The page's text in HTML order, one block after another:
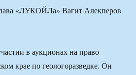
«ЛУКОЙЛа» Вагит Алекперов
в аукционах на право
крае по геологоразведке. Он